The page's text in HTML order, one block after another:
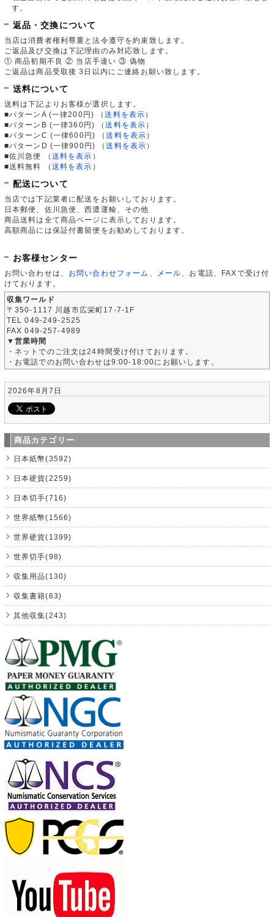
す。
返品・交換について
当店は消費者権利尊重と法令遵守を約束致します。
ご返品及び交換は下記理由のみ対応致します。
① 商品初期不良 ② 当店手違い ③ 偽物
ご返品は商品受取後 3日以内にご連絡お願い致します。
送料について
送料は下記よりお客様が選択します。
■パターンA (一律200円)
（送料を表示 ）
■パターンB (一律360円)
（送料を表示 ）
■パターンC (一律600円)
（送料を表示 ）
■パターンD (一律900円)
（送料を表示 ）
■佐川急便
（ 送料を表示 ）
■送料無料
（ 送料を表示 ）
配送について
当店では下記業者に配送をお願いしております。
日本郵便、佐川急便、西濃運輸、その他
商品送料は全て商品ページに表示しております。
高額商品には保証付書留便をお勧めしております。
お客様センター
お問い合わせは、 お問い合わせフォーム メール 、お電話、FAXで受け付
けております。
収集ワールド
〒350-1117 川越市広栄町17-7-1F
TEL 049-249-2525
FAX 049-257-4989
▼営業時間
・ネットでのご注文は24時間受け付けております。
・お電話でのお問い合わせは9:00-18:00にお願いします。
2026年8月7日
商品カテゴリー
日本紙幣(3592)
日本硬貨(2259)
日本切手(716)
世界紙幣(1566)
世界硬貨(1399)
世界切手(98)
収集用品(130)
収集書籍(63)
其他収集(243)